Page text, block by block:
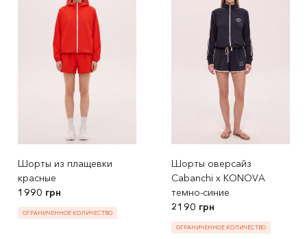
Шорты из плащевки
красные
1990 грн
ОГРАНИЧЕННОЕ КОЛИЧЕСТВО
Шорты оверсайз
Cabanchi x KONOVA
темно-синие
2190 грн
ОГРАНИЧЕННОЕ КОЛИЧЕСТВО